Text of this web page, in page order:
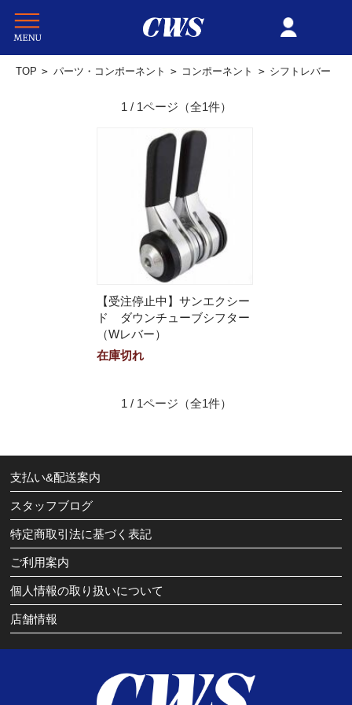
TOP > パーツ・コンポーネント > コンポーネント > シフトレバー
1 / 1ページ （全1件）
【受注停止中】サンエクシー
ド ダウンチューブシフター
（Wレバー）
在庫切れ
1 / 1ページ （全1件）
支払い&配送案内
スタッフブログ
特定商取引法に基づく表記
ご利用案内
個人情報の取り扱いについて
店舗情報